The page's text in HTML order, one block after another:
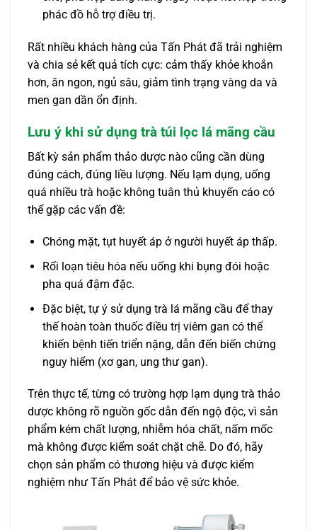
phác đồ hỗ trợ điều trị.
Rất nhiều khách hàng của Tấn Phát đã trải nghiệm
và chia sẻ kết quả tích cực: cảm thấy khỏe khoắn
hơn, ăn ngon, ngủ sâu, giảm tình trạng vàng da và
men gan dần ổn định.
Lưu ý khi sử dụng trà túi lọc lá mãng cầu
Bất kỳ sản phẩm thảo dược nào cũng cần dùng
đúng cách, đúng liều lượng. Nếu lạm dụng, uống
quá nhiều trà hoặc không tuân thủ khuyến cáo có
thể gặp các vấn đề:
Chóng mặt, tụt huyết áp ở người huyết áp thấp.
Rối loạn tiêu hóa nếu uống khi bụng đói hoặc
pha quá đậm đặc.
Đặc biệt, tự ý sử dụng trà lá mãng cầu để thay
thế hoàn toàn thuốc điều trị viêm gan có thể
khiến bệnh tiến triển nặng, dẫn đến biến chứng
nguy hiểm (xơ gan, ung thư gan).
Trên thực tế, từng có trường hợp lạm dụng trà thảo
dược không rõ nguồn gốc dẫn đến ngộ độc, vì sản
phẩm kém chất lượng, nhiễm hóa chất, nấm mốc
mà không được kiểm soát chặt chẽ. Do đó, hãy
chọn sản phẩm có thương hiệu và được kiểm
nghiệm như Tấn Phát để bảo vệ sức khỏe.